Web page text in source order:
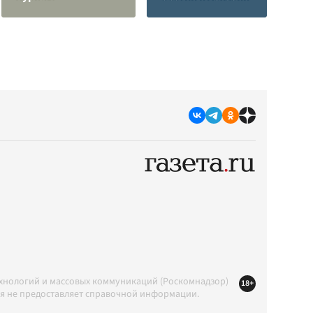
и массовых коммуникаций (Роскомнадзор)
не предоставляет справочной информации.
18+